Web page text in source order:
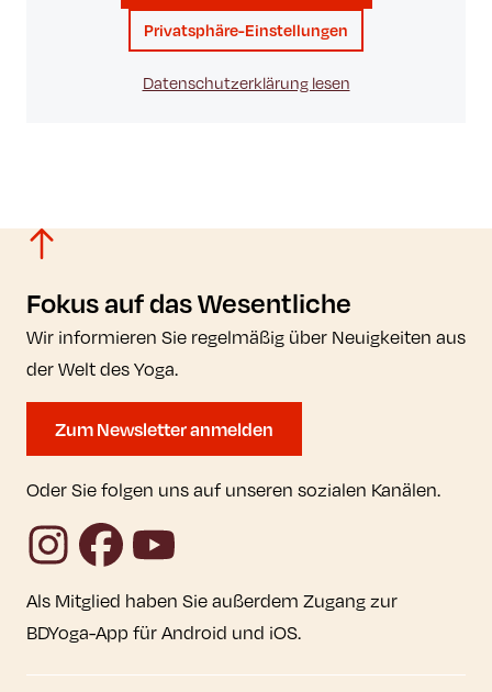
Privatsphäre-Einstellungen
Datenschutzerklärung lesen
Fokus auf das Wesentliche
Wir informieren Sie regelmäßig über Neuigkeiten aus
der Welt des Yoga.
Zum Newsletter anmelden
Oder Sie folgen uns auf unseren sozialen Kanälen.
InstagramFacebookYouTube
Als Mitglied haben Sie außerdem Zugang zur
BDYoga-App für Android und iOS.